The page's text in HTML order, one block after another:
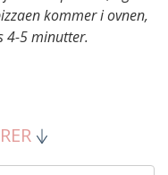
kommer i ovnen,
4-5 minutter.